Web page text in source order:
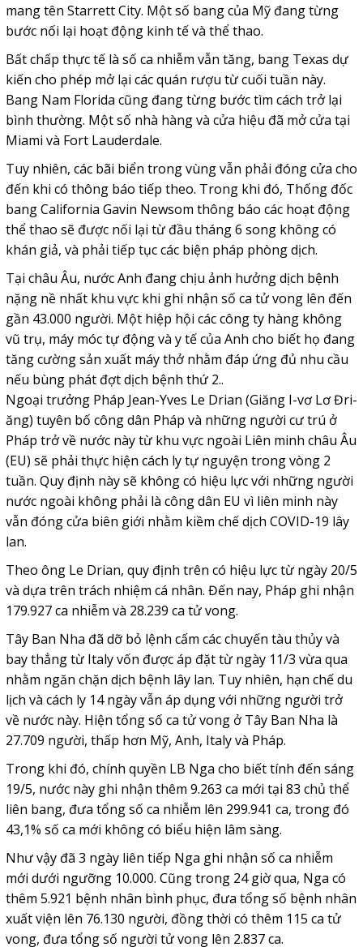
mang tên Starrett City. Một số bang của Mỹ đang từng
bước nối lại hoạt động kinh tế và thể thao.
Bất chấp thực tế là số ca nhiễm vẫn tăng, bang Texas dự
kiến cho phép mở lại các quán rượu từ cuối tuần này.
Bang Nam Florida cũng đang từng bước tìm cách trở lại
bình thường. Một số nhà hàng và cửa hiệu đã mở cửa tại
Miami và Fort Lauderdale.
Tuy nhiên, các bãi biển trong vùng vẫn phải đóng cửa cho
đến khi có thông báo tiếp theo. Trong khi đó, Thống đốc
bang California Gavin Newsom thông báo các hoạt động
thể thao sẽ được nối lại từ đầu tháng 6 song không có
khán giả, và phải tiếp tục các biện pháp phòng dịch.
Tại châu Âu, nước Anh đang chịu ảnh hưởng dịch bệnh
nặng nề nhất khu vực khi ghi nhận số ca tử vong lên đến
gần 43.000 người. Một hiệp hội các công ty hàng không
vũ trụ, máy móc tự động và y tế của Anh cho biết họ đang
tăng cường sản xuất máy thở nhằm đáp ứng đủ nhu cầu
nếu bùng phát đợt dịch bệnh thứ 2..
Ngoại trưởng Pháp Jean-Yves Le Drian (Giăng I-vơ Lơ Đri-
ăng) tuyên bố công dân Pháp và những người cư trú ở
Pháp trở về nước này từ khu vực ngoài Liên minh châu Âu
(EU) sẽ phải thực hiện cách ly tự nguyện trong vòng 2
tuần. Quy định này sẽ không có hiệu lực với những người
nước ngoài không phải là công dân EU vì liên minh này
vẫn đóng cửa biên giới nhằm kiềm chế dịch COVID-19 lây
lan.
Theo ông Le Drian, quy định trên có hiệu lực từ ngày 20/5
và dựa trên trách nhiệm cá nhân. Đến nay, Pháp ghi nhận
179.927 ca nhiễm và 28.239 ca tử vong.
Tây Ban Nha đã dỡ bỏ lệnh cấm các chuyến tàu thủy và
bay thẳng từ Italy vốn được áp đặt từ ngày 11/3 vừa qua
nhằm ngăn chặn dịch bệnh lây lan. Tuy nhiên, hạn chế du
lịch và cách ly 14 ngày vẫn áp dụng với những người trở
về nước này. Hiện tổng số ca tử vong ở Tây Ban Nha là
27.709 người, thấp hơn Mỹ, Anh, Italy và Pháp.
Trong khi đó, chính quyền LB Nga cho biết tính đến sáng
19/5, nước này ghi nhận thêm 9.263 ca mới tại 83 chủ thể
liên bang, đưa tổng số ca nhiễm lên 299.941 ca, trong đó
43,1% số ca mới không có biểu hiện lâm sàng.
Như vậy đã 3 ngày liên tiếp Nga ghi nhận số ca nhiễm
mới dưới ngưỡng 10.000. Cũng trong 24 giờ qua, Nga có
thêm 5.921 bệnh nhân bình phục, đưa tổng số bệnh nhân
xuất viện lên 76.130 người, đồng thời có thêm 115 ca tử
vong, đưa tổng số người tử vong lên 2.837 ca.